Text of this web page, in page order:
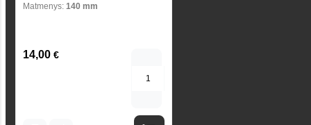
Matmenys: 140 mm
14,00 €